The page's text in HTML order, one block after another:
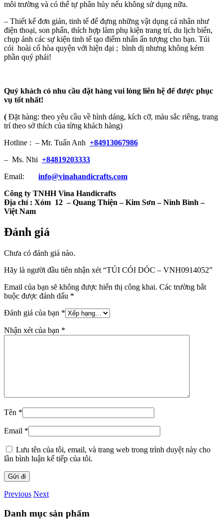
môi trường và có thể tự phân hủy nếu không sử dụng nữa.
– Thiết kế đơn giản, tinh tế để đựng những vật dụng cá nhân như
điện thoại, son phấn, thích hợp làm phụ kiện trang trí, du lịch biển,
chụp ảnh các sự kiện tinh tế tạo điểm nhấn ấn tượng cho bạn. Túi
cói hoài cổ hòa quyện với hiện đại ; bình dị nhưng không kém
phần quý phái!
Quý khách có nhu cầu đặt hàng vui lòng liên hệ để được phục
vụ tốt nhất!
( Đặt hàng: theo yêu cầu về hình dáng, kích cỡ, màu sắc riêng, trang
trí theo sở thích của từng khách hàng)
Hotline : – Mr. Tuấn Anh +84913067986
– Ms. Nhi +84819203333
Email: info@vinahandicrafts.com
Công ty TNHH Vina Handicrafts
Địa chỉ : Xóm 12 – Quang Thiện – Kim Sơn – Ninh Bình –
Việt Nam
Đánh giá
Chưa có đánh giá nào.
Hãy là người đầu tiên nhận xét “TÚI CÓI DÓC – VNH0914052”
Email của bạn sẽ không được hiển thị công khai. Các trường bắt
buộc được đánh dấu *
Đánh giá của bạn *
Nhận xét của bạn *
Tên *
Email *
Lưu tên của tôi, email, và trang web trong trình duyệt này cho
lần bình luận kế tiếp của tôi.
Previous Next
Danh mục sản phẩm